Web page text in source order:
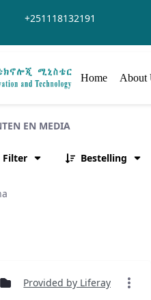
gaan
+251118132191
Home About
EN MEDIA
Filter
Bestelling
Provided by Liferay